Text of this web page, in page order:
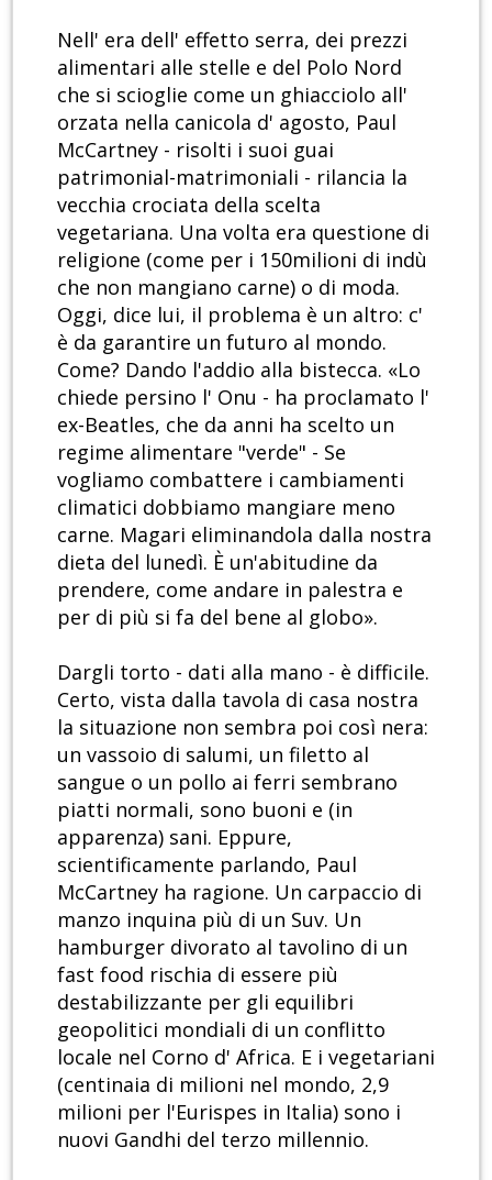
Nell' era dell' effetto serra, dei prezzi
alimentari alle stelle e del Polo Nord
che si scioglie come un ghiacciolo all'
orzata nella canicola d' agosto, Paul
McCartney - risolti i suoi guai
patrimonial-matrimoniali - rilancia la
vecchia crociata della scelta
vegetariana. Una volta era questione di
religione (come per i 150milioni di indù
che non mangiano carne) o di moda.
Oggi, dice lui, il problema è un altro: c'
è da garantire un futuro al mondo.
Come? Dando l'addio alla bistecca. «Lo
chiede persino l' Onu - ha proclamato l'
ex-Beatles, che da anni ha scelto un
regime alimentare "verde" - Se
vogliamo combattere i cambiamenti
climatici dobbiamo mangiare meno
carne. Magari eliminandola dalla nostra
dieta del lunedì. È un'abitudine da
prendere, come andare in palestra e
per di più si fa del bene al globo».
Dargli torto - dati alla mano - è difficile.
Certo, vista dalla tavola di casa nostra
la situazione non sembra poi così nera:
un vassoio di salumi, un filetto al
sangue o un pollo ai ferri sembrano
piatti normali, sono buoni e (in
apparenza) sani. Eppure,
scientificamente parlando, Paul
McCartney ha ragione. Un carpaccio di
manzo inquina più di un Suv. Un
hamburger divorato al tavolino di un
fast food rischia di essere più
destabilizzante per gli equilibri
geopolitici mondiali di un conflitto
locale nel Corno d' Africa. E i vegetariani
(centinaia di milioni nel mondo, 2,9
milioni per l'Eurispes in Italia) sono i
nuovi Gandhi del terzo millennio.